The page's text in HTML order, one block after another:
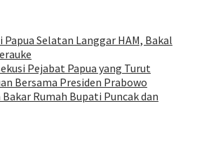
Papua Selatan Langgar HAM, Bakal
Pejabat Papua yang Turut
Bersama Presiden Prabowo
Rumah Bupati Puncak dan